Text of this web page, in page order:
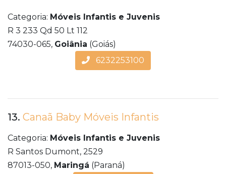
Categoria: Móveis Infantis e Juvenis
R 3 233 Qd 50 Lt 112
74030-065, Goiânia (Goiás)
6232253100
13. Canaã Baby Móveis Infantis
Categoria: Móveis Infantis e Juvenis
R Santos Dumont, 2529
87013-050, Maringá (Paraná)